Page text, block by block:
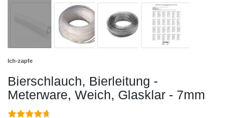
Ich-zapfe
Bierschlauch, Bierleitung -
Meterware, Weich, Glasklar - 7mm